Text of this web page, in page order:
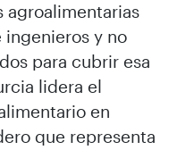
agroalimentarias
ingenieros y no
para cubrir esa
lidera el
en
que representa